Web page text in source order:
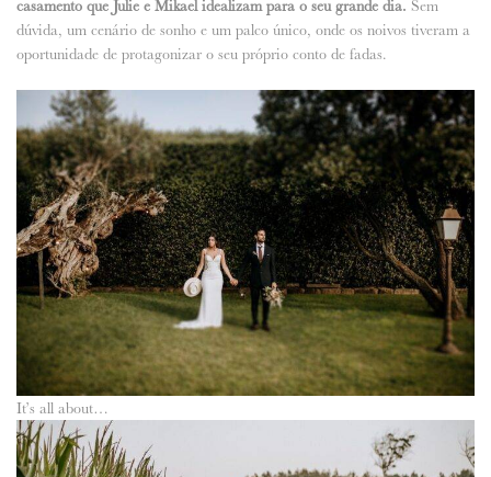
casamento que Julie e Mikael idealizam para o seu grande dia. Sem
dúvida, um cenário de sonho e um palco único, onde os noivos tiveram a
oportunidade de protagonizar o seu próprio conto de fadas.
It’s all about…